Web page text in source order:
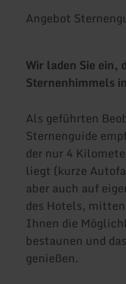
Angebot
Wir laden Sie ein,
Sternenhimmels
Als geführten
Sternenguide
der nur 4
liegt (kurze
aber auch auf
des Hotels,
Ihnen die
bestaunen und
genießen.